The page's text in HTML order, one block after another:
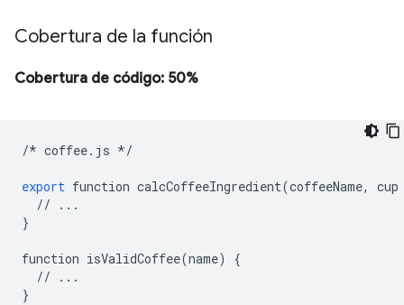
Cobertura de la función
Cobertura de código: 50%
/* coffee. js */
export function calcCoffeeIngredient(coffeeName,
cup
//
...
}
function isValidCoffee(name)
{
//
...
}